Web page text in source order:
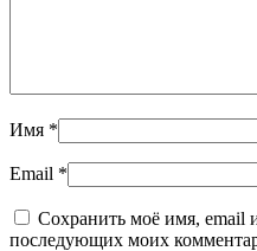
Имя *
Email *
Сохранить моё имя, email
последующих моих